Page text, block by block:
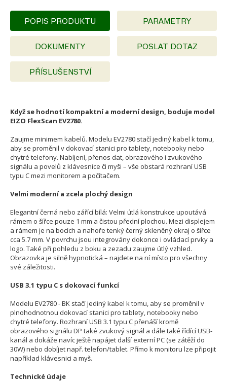
POPIS PRODUKTU PARAMETRY
DOKUMENTY POSLAT DOTAZ
PŘÍSLUŠENSTVÍ
Když se hodnotí kompaktní a moderní design, boduje model
EIZO FlexScan EV2780.
Zaujme minimem kabelů. Modelu EV2780 stačí jediný kabel k tomu,
aby se proměnil v dokovací stanici pro tablety, notebooky nebo
chytré telefony. Nabíjení, přenos dat, obrazového i zvukového
signálu a povelů z klávesnice či myši – vše obstará rozhraní USB
typu C mezi monitorem a počítačem.
Velmi moderní a zcela plochý design
Elegantní černá nebo zářící bílá: Velmi útlá konstrukce upoutává
rámem o šířce pouze 1 mm a čistou přední plochou. Mezi displejem
a rámem je na bocích a nahoře tenký černý skleněný okraj o šířce
cca 5.7 mm. V povrchu jsou integrovány dokonce i ovládací prvky a
logo. Také při pohledu z boku a zezadu zaujme útlý vzhled.
Obrazovka je silně hypnotická – najdete na ní místo pro všechny
své záležitosti.
USB 3.1 typu C s dokovací funkcí
Modelu EV2780 - BK stačí jediný kabel k tomu, aby se proměnil v
plnohodnotnou dokovací stanici pro tablety, notebooky nebo
chytré telefony. Rozhraní USB 3.1 typu C přenáší kromě
obrazového signálu DP také zvukový signál a dále také řídící USB-
kanál a dokáže navíc ještě napájet další externí PC (se zátěží do
30W) nebo dobíjet např. telefon/tablet. Přímo k monitoru lze připojit
například klávesnici a myš.
Technické údaje